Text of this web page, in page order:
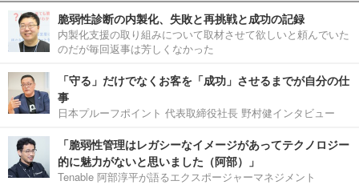
脆弱性診断の内製化、失敗と再挑戦と成功の記録
内製化支援の取り組みについて取材させて欲しいと頼んでいた
のだが毎回返事は芳しくなかった
「守る」だけでなくお客を「成功」させるまでが自分の仕
事
日本プルーフポイント 代表取締役社長 野村健インタビュー
「脆弱性管理はレガシーなイメージがあってテクノロジー
的に魅力がないと思いました（阿部）」
Tenable 阿部淳平が語るエクスポージャーマネジメント